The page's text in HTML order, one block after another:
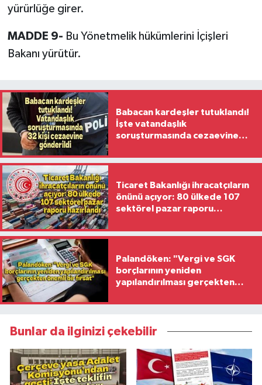
yürürlüğe girer.
MADDE 9- Bu Yönetmelik hükümlerini İçişleri
Bakanı yürütür.
Babacan kardeşler tutuklandı!
İşte vatandaşlık
soruşturmasında cezaevine
Ticaret Bakanlığı ihracatçıların
önünü açıyor: 80 ülkede 107
sektörel pazar raporu
Palandöken: "Vergi ve SGK
borçlarının yeniden
yapılandırılması gerçekten
Bunlar da ilginizi çekebilir